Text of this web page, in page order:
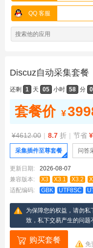
QQ 客服
Discuz自动采集套餐
还剩 1 天 05 小时 58 分
套餐价 ¥
¥4612.00 | 8.7 折 | 节省
采集插件至尊套餐 问答
更新日期:
2026-08-07
兼容版本:
X3 X3.1 X3.2
适配编码:
GBK UTF8SC
为保障您的权益，请勿
致，私下交易产生的问题
购买套餐 免